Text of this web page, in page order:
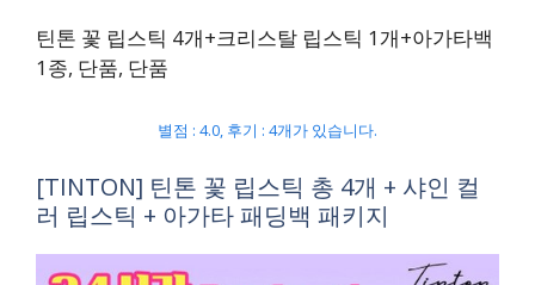
틴톤 꽃 립스틱 4개+크리스탈 립스틱 1개+아가타백
1종, 단품, 단품
별점 : 4.0, 후기 : 4개가 있습니다.
[TINTON] 틴톤 꽃 립스틱 총 4개 + 샤인 컬
러 립스틱 + 아가타 패딩백 패키지